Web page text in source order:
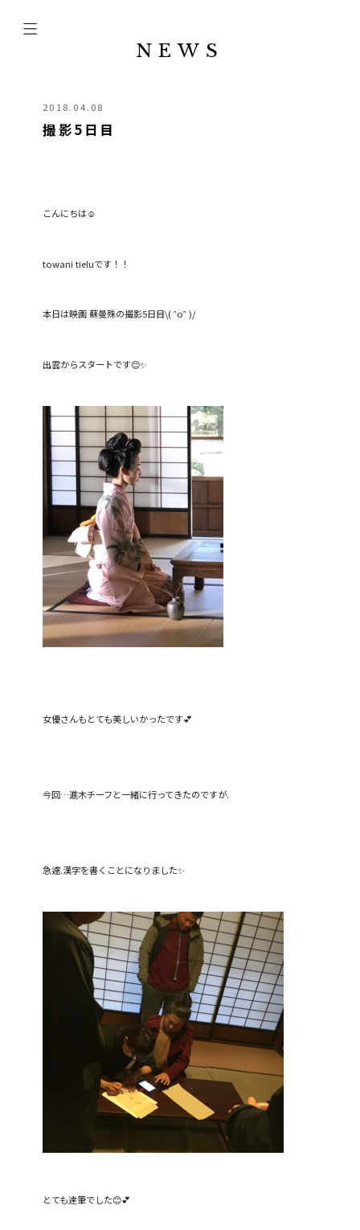
NEWS
2018.04.08
撮影5日目
こんにちは☺️
towani tieluです！！
本日は映画 蘇曼殊の撮影5日目\( ˆoˆ )/
出雲からスタートです😊✨
女優さんもとても美しいかったです💕
今回…進木チーフと一緒に行ってきたのですが.
急遽.漢字を書くことになりました✨
とても達筆でした😊💕